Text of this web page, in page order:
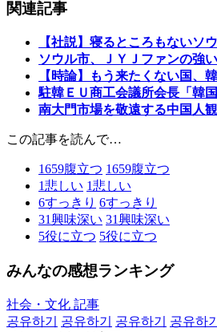
関連記事
【社説】寝るところもないソ
ソウル市、ＪＹＪファンの強
【時論】もう来たくない国、
駐韓ＥＵ商工会議所会長「韓
南大門市場を敬遠する中国人観
この記事を読んで…
1659腹立つ 1659腹立つ
1悲しい 1悲しい
6すっきり 6すっきり
31興味深い 31興味深い
5役に立つ 5役に立つ
みんなの感想ランキング
社会・文化 記事
공유하기
공유하기 공유하기 공유하기